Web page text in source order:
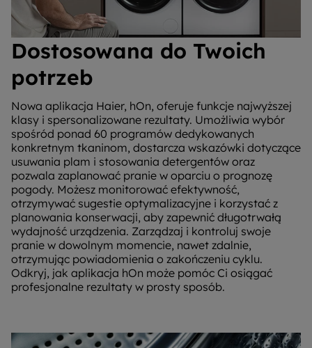
Dostosowana do Twoich
potrzeb
Nowa aplikacja Haier, hOn, oferuje funkcje najwyższej
klasy i spersonalizowane rezultaty. Umożliwia wybór
spośród ponad 60 programów dedykowanych
konkretnym tkaninom, dostarcza wskazówki dotyczące
usuwania plam i stosowania detergentów oraz
pozwala zaplanować pranie w oparciu o prognozę
pogody. Możesz monitorować efektywność,
otrzymywać sugestie optymalizacyjne i korzystać z
planowania konserwacji, aby zapewnić długotrwałą
wydajność urządzenia. Zarządzaj i kontroluj swoje
pranie w dowolnym momencie, nawet zdalnie,
otrzymując powiadomienia o zakończeniu cyklu.
Odkryj, jak aplikacja hOn może pomóc Ci osiągać
profesjonalne rezultaty w prosty sposób.